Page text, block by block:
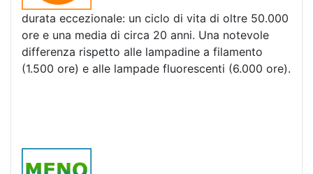
durata eccezionale: un ciclo di vita di oltre 50.000
ore e una media di circa 20 anni. Una notevole
differenza rispetto alle lampadine a filamento
(1.500 ore) e alle lampade fluorescenti (6.000 ore).